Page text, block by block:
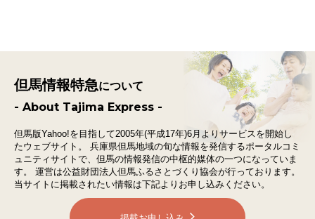
但馬情報特急について
- About Tajima Express -
但馬版Yahoo!を目指して2005年(平成17年)6月よりサービスを開始し
たウェブサイト。
兵庫県但馬地域の旬な情報を発信するポータルコミ
ュニティサイトで、 但馬の情報発信の中枢的媒体の一つになっていま
す。
運営は公益財団法人但馬ふるさとづくり協会が行っております。
当サイトに掲載されたい情報は下記よりお申し込みください。